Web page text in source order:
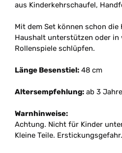
aus Kinderkehrschaufel,
Mit dem Set können schon
Haushalt unterstützen oder in
Rollenspiele schlüpfen.
Länge Besenstiel: 48 cm
Altersempfehlung: ab 3
Warnhinweise:
Achtung. Nicht für Kinder
Kleine Teile. Erstickungsgefahr.